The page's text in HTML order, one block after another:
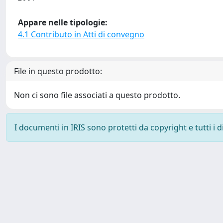
Appare nelle tipologie:
4.1 Contributo in Atti di convegno
File in questo prodotto:
Non ci sono file associati a questo prodotto.
I documenti in IRIS sono protetti da copyright e tutti i